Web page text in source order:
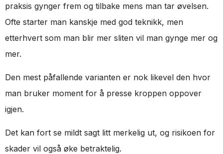
praksis gynger frem og tilbake mens man tar øvelsen.
Ofte starter man kanskje med god teknikk, men
etterhvert som man blir mer sliten vil man gynge mer og
mer.
Den mest påfallende varianten er nok likevel den hvor
man bruker moment for å presse kroppen oppover
igjen.
Det kan fort se mildt sagt litt merkelig ut, og risikoen for
skader vil også øke betraktelig.